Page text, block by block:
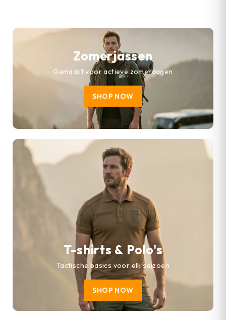
Zomerjassen
Gemaakt voor actieve zomerdagen
SHOP NOW
T-shirts & Polo's
Tactische basics voor elk seizoen
SHOP NOW